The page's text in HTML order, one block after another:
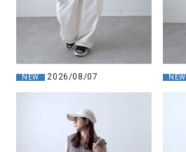
NEW 2026/08/07 NEW